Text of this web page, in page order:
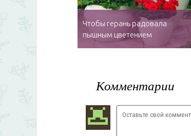
Чтобы герань радовала
пышным цветением
Комментарии